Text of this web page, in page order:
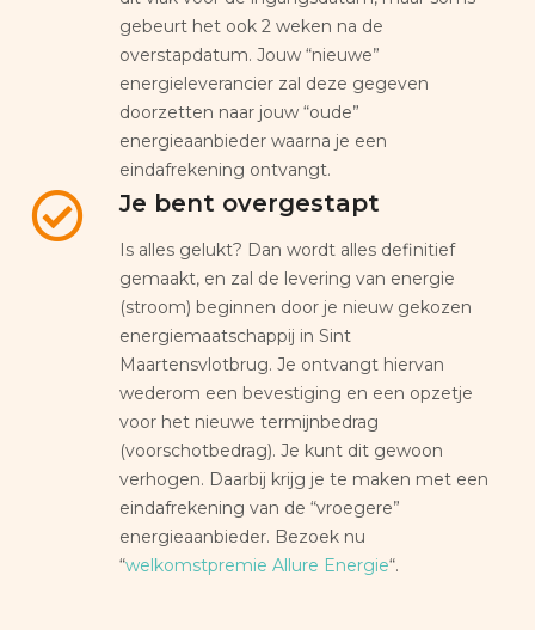
gebeurt het ook 2 weken na de
overstapdatum. Jouw “nieuwe”
energieleverancier zal deze gegeven
doorzetten naar jouw “oude”
energieaanbieder waarna je een
eindafrekening ontvangt.
Je bent overgestapt
Is alles gelukt? Dan wordt alles definitief
gemaakt, en zal de levering van energie
(stroom) beginnen door je nieuw gekozen
energiemaatschappij in Sint
Maartensvlotbrug. Je ontvangt hiervan
wederom een bevestiging en een opzetje
voor het nieuwe termijnbedrag
(voorschotbedrag). Je kunt dit gewoon
verhogen. Daarbij krijg je te maken met een
eindafrekening van de “vroegere”
energieaanbieder. Bezoek nu
“welkomstpremie Allure Energie“.